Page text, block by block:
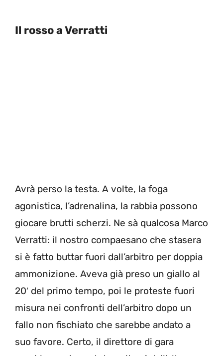
Il rosso a Verratti
Avrà perso la testa. A volte, la foga
agonistica, l’adrenalina, la rabbia possono
giocare brutti scherzi. Ne sà qualcosa Marco
Verratti: il nostro compaesano che stasera
si è fatto buttar fuori dall’arbitro per doppia
ammonizione. Aveva già preso un giallo al
20′ del primo tempo, poi le proteste fuori
misura nei confronti dell’arbitro dopo un
fallo non fischiato che sarebbe andato a
suo favore. Certo, il direttore di gara